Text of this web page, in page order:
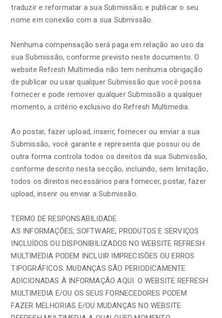
traduzir e reformatar a sua Submissão; e publicar o seu
nome em conexão com a sua Submissão.
Nenhuma compensação será paga em relação ao uso da
sua Submissão, conforme previsto neste documento. O
website Refresh Multimedia não tem nenhuma obrigação
de publicar ou usar qualquer Submissão que você possa
fornecer e pode remover qualquer Submissão a qualquer
momento, a critério exclusivo do Refresh Multimedia.
Ao postar, fazer upload, inserir, fornecer ou enviar a sua
Submissão, você garante e representa que possui ou de
outra forma controla todos os direitos da sua Submissão,
conforme descrito nesta secção, incluindo, sem limitação,
todos os direitos necessários para fornecer, postar, fazer
upload, inserir ou enviar a Submissão.
TERMO DE RESPONSABILIDADE
AS INFORMAÇÕES, SOFTWARE, PRODUTOS E SERVIÇOS
INCLUÍDOS OU DISPONIBILIZADOS NO WEBSITE REFRESH
MULTIMEDIA PODEM INCLUIR IMPRECISÕES OU ERROS
TIPOGRÁFICOS. MUDANÇAS SÃO PERIODICAMENTE
ADICIONADAS À INFORMAÇÃO AQUI. O WEBSITE REFRESH
MULTIMEDIA E/OU OS SEUS FORNECEDORES PODEM
FAZER MELHORIAS E/OU MUDANÇAS NO WEBSITE